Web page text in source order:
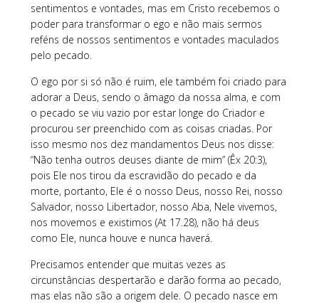
sentimentos e vontades, mas em Cristo recebemos o
poder para transformar o ego e não mais sermos
reféns de nossos sentimentos e vontades maculados
pelo pecado.
O ego por si só não é ruim, ele também foi criado para
adorar a Deus, sendo o âmago da nossa alma, e com
o pecado se viu vazio por estar longe do Criador e
procurou ser preenchido com as coisas criadas. Por
isso mesmo nos dez mandamentos Deus nos disse:
“Não tenha outros deuses diante de mim” (Êx 20:3),
pois Ele nos tirou da escravidão do pecado e da
morte, portanto, Ele é o nosso Deus, nosso Rei, nosso
Salvador, nosso Libertador, nosso Aba, Nele vivemos,
nos movemos e existimos (At 17.28), não há deus
como Ele, nunca houve e nunca haverá.
Precisamos entender que muitas vezes as
circunstâncias despertarão e darão forma ao pecado,
mas elas não são a origem dele. O pecado nasce em